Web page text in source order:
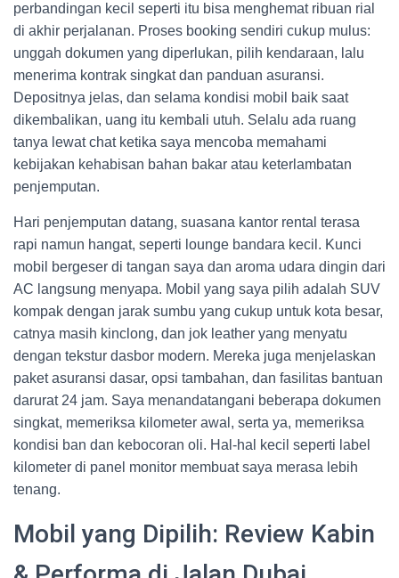
perbandingan kecil seperti itu bisa menghemat ribuan rial
di akhir perjalanan. Proses booking sendiri cukup mulus:
unggah dokumen yang diperlukan, pilih kendaraan, lalu
menerima kontrak singkat dan panduan asuransi.
Depositnya jelas, dan selama kondisi mobil baik saat
dikembalikan, uang itu kembali utuh. Selalu ada ruang
tanya lewat chat ketika saya mencoba memahami
kebijakan kehabisan bahan bakar atau keterlambatan
penjemputan.
Hari penjemputan datang, suasana kantor rental terasa
rapi namun hangat, seperti lounge bandara kecil. Kunci
mobil bergeser di tangan saya dan aroma udara dingin dari
AC langsung menyapa. Mobil yang saya pilih adalah SUV
kompak dengan jarak sumbu yang cukup untuk kota besar,
catnya masih kinclong, dan jok leather yang menyatu
dengan tekstur dasbor modern. Mereka juga menjelaskan
paket asuransi dasar, opsi tambahan, dan fasilitas bantuan
darurat 24 jam. Saya menandatangani beberapa dokumen
singkat, memeriksa kilometer awal, serta ya, memeriksa
kondisi ban dan kebocoran oli. Hal-hal kecil seperti label
kilometer di panel monitor membuat saya merasa lebih
tenang.
Mobil yang Dipilih: Review Kabin